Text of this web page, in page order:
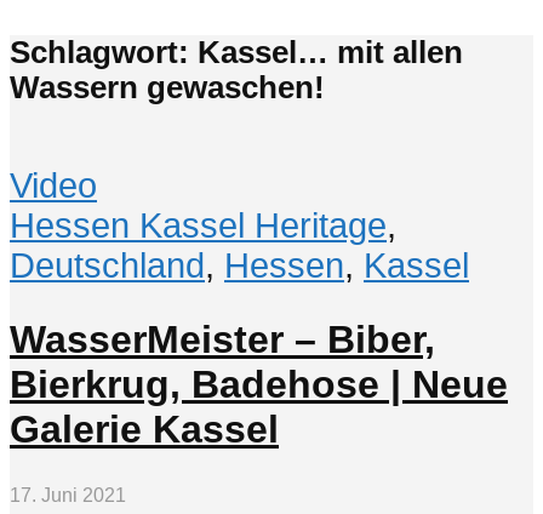
Schlagwort: Kassel… mit allen
Wassern gewaschen!
Video
Hessen Kassel Heritage,
Deutschland, Hessen, Kassel
WasserMeister – Biber,
Bierkrug, Badehose | Neue
Galerie Kassel
17. Juni 2021